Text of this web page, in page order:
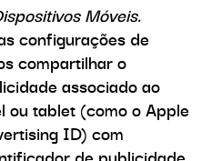
Móveis.
configurações de
compartilhar o
associado ao
ou tablet (como o Apple
ID) com